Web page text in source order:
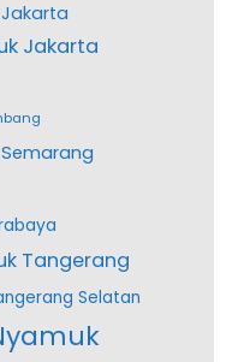
Jakarta
Tangerang
Selatan